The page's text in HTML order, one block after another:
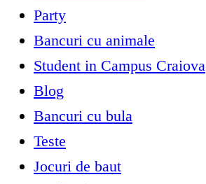
Party
Bancuri cu animale
Student in Campus Craiova
Blog
Bancuri cu bula
Teste
Jocuri de baut